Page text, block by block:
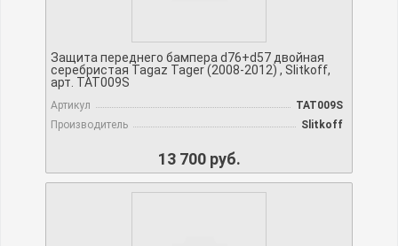
Защита переднего бампера d76+d57 двойная
серебристая Tagaz Tager (2008-2012) , Slitkoff,
арт. TAT009S
Артикул
TAT009S
Производитель
Slitkoff
13 700 руб.